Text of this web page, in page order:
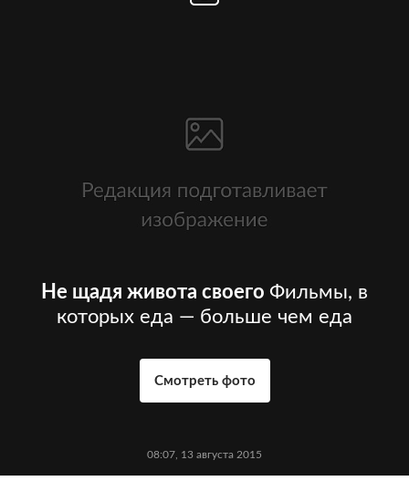
Не щадя живота своего Фильмы, в
которых еда — больше чем еда
Смотреть фото
08:07, 13 августа 2015